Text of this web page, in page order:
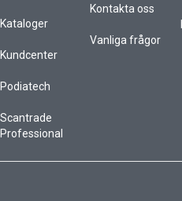
Kataloger
Kundcenter
Podiatech
Scantrade
Professional
Kontakta oss
Vanliga frågor